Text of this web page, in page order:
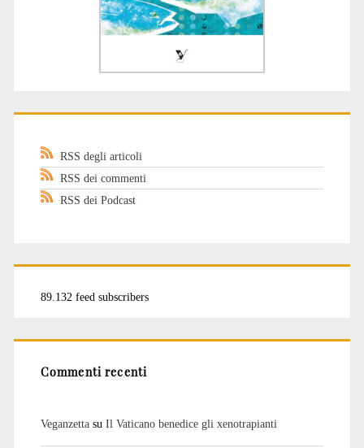
RSS degli articoli
RSS dei commenti
RSS dei Podcast
89.132 feed subscribers
Commenti recenti
Veganzettasu Il Vaticano benedice gli xenotrapianti